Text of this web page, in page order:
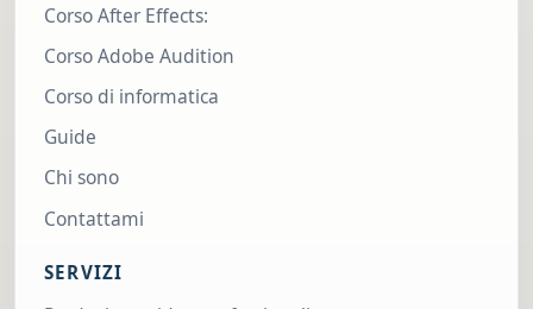
Corso After Effects:
Corso Adobe Audition
Corso di informatica
Guide
Chi sono
Contattami
SERVIZI